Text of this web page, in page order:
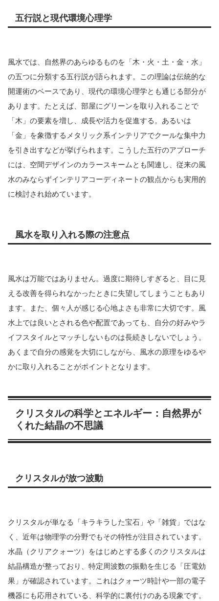
五行説と現代環境心理学
風水では、自然界のあらゆるものを「木・火・土・金・水」
の五つに分類する五行説が語られます。この理論は伝統的な
開運術のベースであり、現代の環境心理学とも通じる部分が
あります。たとえば、部屋にグリーンを取り入れることで
「木」の要素を増し、成長や活力を促進する。あるいは
「金」を象徴するメタリック系インテリアでクールな集中力
を引き出すなどが挙げられます。こうした五行のアプローチ
には、空間デザインのカラースキームとも関連し、従来の風
水のみならずインテリアコーディネートの観点からも実用的
に検討され始めています。
風水を取り入れる際の注意点
風水は万能ではありません。過度に期待しすぎると、目に見
える改善を得られなかったときに失望してしまうこともあり
ます。また、個々人が感じる心地よさも非常に大切です。風
水上では良いとされる色や配置であっても、自分の好みやラ
イフスタイルとマッチしないものは長続きしないでしょう。
あくまで自分の感覚を大切にしながら、風水の原理をゆるや
かに取り入れることがポイントとなります。
クリスタルの科学とエネルギー：自然界が
くれた結晶の不思議
クリスタルが放つ波動
クリスタルが単なる「キラキラした宝石」や「雑貨」ではな
く、近年は物理学の分野でもその特性が注目されています。
水晶（クリアクォーツ）をはじめとする多くのクリスタルは
結晶構造が整っており、特定周波数の振動を生じる「圧電効
果」が確認されています。これはクォーツ時計や一部の電子
機器にも応用されている、科学的に裏付けのある現象です。